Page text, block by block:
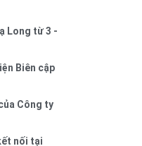
Long từ 3 -
Biên cập
Công ty
nối tại